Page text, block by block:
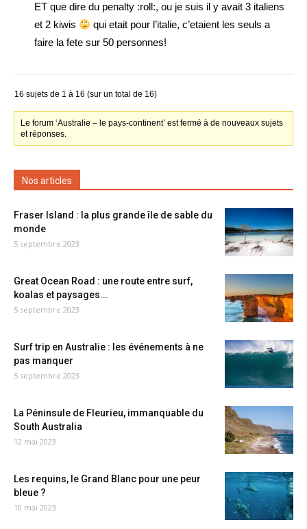
ET que dire du penalty :roll:, ou je suis il y avait 3 italiens
et 2 kiwis
qui etait pour l’italie, c’etaient les seuls a
faire la fete sur 50 personnes!
16 sujets de 1 à 16 (sur un total de 16)
Le forum ‘Australie – le pays-continent’ est fermé à de nouveaux sujets
et réponses.
Nos articles
Fraser Island : la plus grande île de sable du
monde
5 septembre 2023
Great Ocean Road : une route entre surf,
koalas et paysages...
5 septembre 2023
Surf trip en Australie : les événements à ne
pas manquer
5 septembre 2023
La Péninsule de Fleurieu, immanquable du
South Australia
12 mai 2023
Les requins, le Grand Blanc pour une peur
bleue ?
10 mai 2023